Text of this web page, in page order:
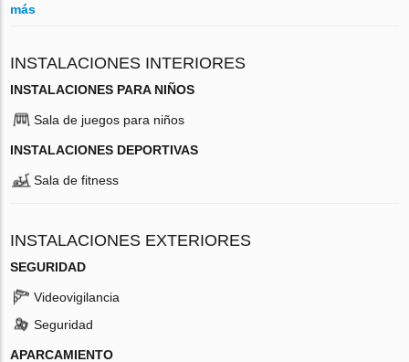
más
INSTALACIONES INTERIORES
INSTALACIONES PARA NIÑOS
Sala de juegos para niños
INSTALACIONES DEPORTIVAS
Sala de fitness
INSTALACIONES EXTERIORES
SEGURIDAD
Videovigilancia
Seguridad
APARCAMIENTO